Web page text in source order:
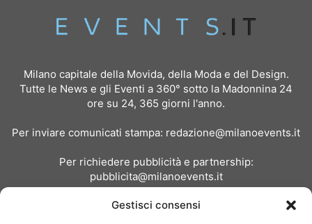
Gestisci consensi
Milano capitale della Movida, della Moda e del Design.
Tutte le News e gli Eventi a 360° sotto la Madonnina 24
ore su 24, 365 giorni l'anno.
Per inviare comunicati stampa: redazione@milanoevents.it
Per richiedere pubblicità e partnership:
pubblicita@milanoevents.it